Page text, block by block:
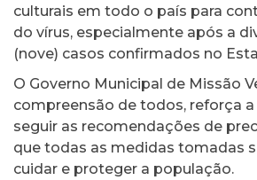
culturais em todo o país para
do vírus, especialmente após a
(nove) casos confirmados no
O Governo Municipal de Missão
compreensão de todos, reforça
seguir as recomendações de
que todas as medidas tomadas
cuidar e proteger a população.